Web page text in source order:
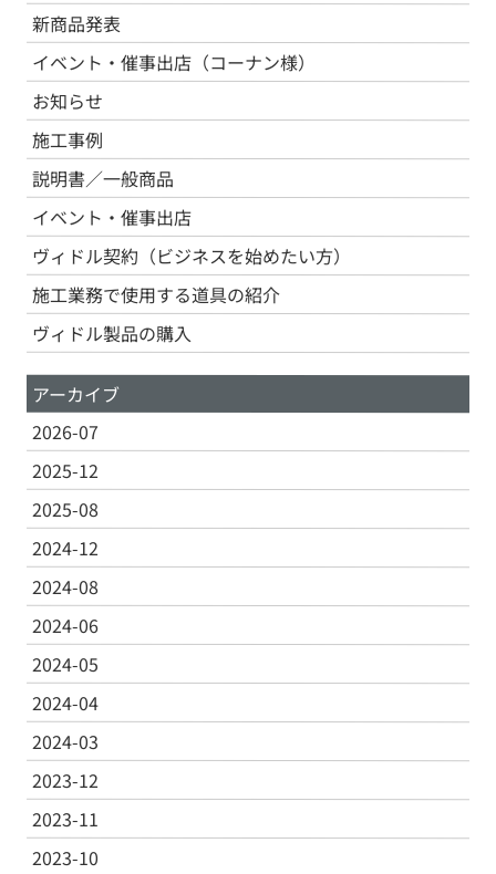
新商品発表
イベント・催事出店（コーナン様）
お知らせ
施工事例
説明書／一般商品
イベント・催事出店
ヴィドル契約（ビジネスを始めたい方）
施工業務で使用する道具の紹介
ヴィドル製品の購入
アーカイブ
2026-07
2025-12
2025-08
2024-12
2024-08
2024-06
2024-05
2024-04
2024-03
2023-12
2023-11
2023-10